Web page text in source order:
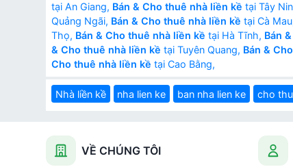
tại An Giang, Bán & Cho thuê nhà liền kề tại Tây
Quảng Ngãi, Bán & Cho thuê nhà liền kề tại Cà
Thọ, Bán & Cho thuê nhà liền kề tại Hà Tĩnh, Bán
& Cho thuê nhà liền kề tại Tuyên Quang, Bán &
Cho thuê nhà liền kề tại Cao Bằng,
Nhà liền kề nha lien ke ban nha lien ke cho
VỀ CHÚNG TÔI